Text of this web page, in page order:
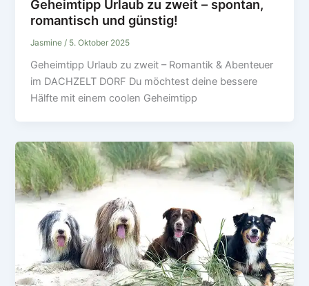
Geheimtipp Urlaub zu zweit – spontan,
romantisch und günstig!
Jasmine / 5. Oktober 2025
Geheimtipp Urlaub zu zweit – Romantik & Abenteuer
im DACHZELT DORF Du möchtest deine bessere
Hälfte mit einem coolen Geheimtipp